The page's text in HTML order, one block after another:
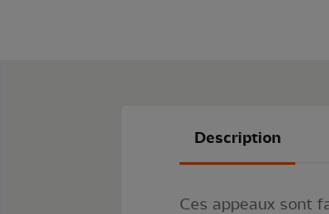
Description
Ces appeaux sont